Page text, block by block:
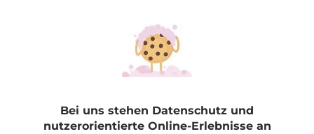
Bei uns stehen Datenschutz und
nutzerorientierte Online-Erlebnisse an